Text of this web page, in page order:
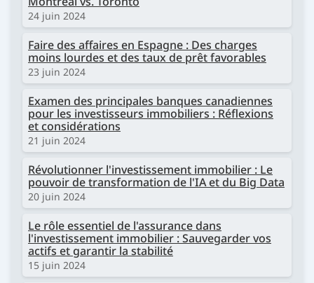
24 juin 2024
Faire des affaires en Espagne : Des charges
moins lourdes et des taux de prêt favorables
23 juin 2024
Examen des principales banques canadiennes
pour les investisseurs immobiliers : Réflexions
et considérations
21 juin 2024
Révolutionner l'investissement immobilier : Le
pouvoir de transformation de l'IA et du Big Data
20 juin 2024
Le rôle essentiel de l'assurance dans
l'investissement immobilier : Sauvegarder vos
actifs et garantir la stabilité
15 juin 2024